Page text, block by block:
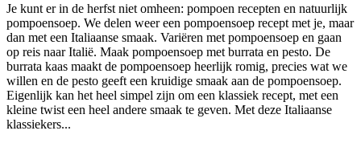
Je kunt er in de herfst niet omheen: pompoen recepten en natuurlijk
pompoensoep. We delen weer een pompoensoep recept met je, maar
dan met een Italiaanse smaak. Variëren met pompoensoep en gaan
op reis naar Italië. Maak pompoensoep met burrata en pesto. De
burrata kaas maakt de pompoensoep heerlijk romig, precies wat we
willen en de pesto geeft een kruidige smaak aan de pompoensoep.
Eigenlijk kan het heel simpel zijn om een klassiek recept, met een
kleine twist een heel andere smaak te geven. Met deze Italiaanse
klassiekers...